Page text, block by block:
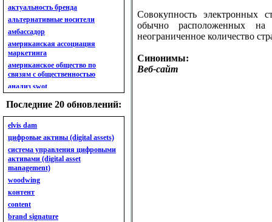
актуальность бренда
альтернативные носители
амбассадор
американская ассоциация
маркетинга
американское общество по
связям с общественностью
анализ swot
анализ бизнес-портфеля
анализ имиджа
анализ кластерный
анализ конкурентов
анализ кросс-культурных
особенностей
анализ мак кинси «7s»
анализ макросистемы
анализ маркетинговый
анализ рынка
Последние 20 обновлений:
elvis dam
цифровые активы (digital assets)
система управления цифровыми
активами (digital asset
management)
woodwing
контент
content
brand signature
Совокупность электронных
обычно расположенных
неограниченное количество
Синонимы:
Веб-сайт